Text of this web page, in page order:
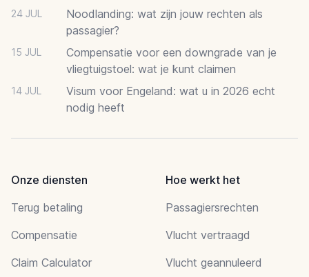
24 JUL
Noodlanding: wat zijn jouw rechten als
passagier?
15 JUL
Compensatie voor een downgrade van je
vliegtuigstoel: wat je kunt claimen
14 JUL
Visum voor Engeland: wat u in 2026 echt
nodig heeft
Onze diensten
Terug betaling
Compensatie
Claim Calculator
Hoe werkt het
Passagiersrechten
Vlucht vertraagd
Vlucht geannuleerd